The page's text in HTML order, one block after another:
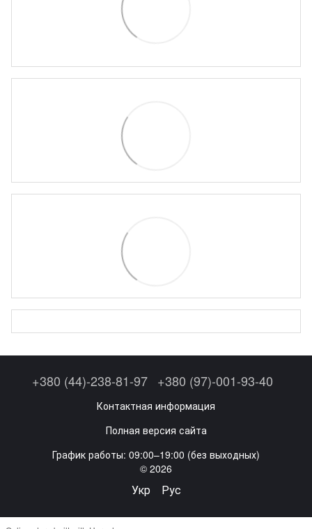
+380 (44)-238-81-97 +380 (97)-001-93-40
Контактная информация
Полная версия сайта
График работы: 09:00–19:00 (без выходных)
© 2026
Укр Рус